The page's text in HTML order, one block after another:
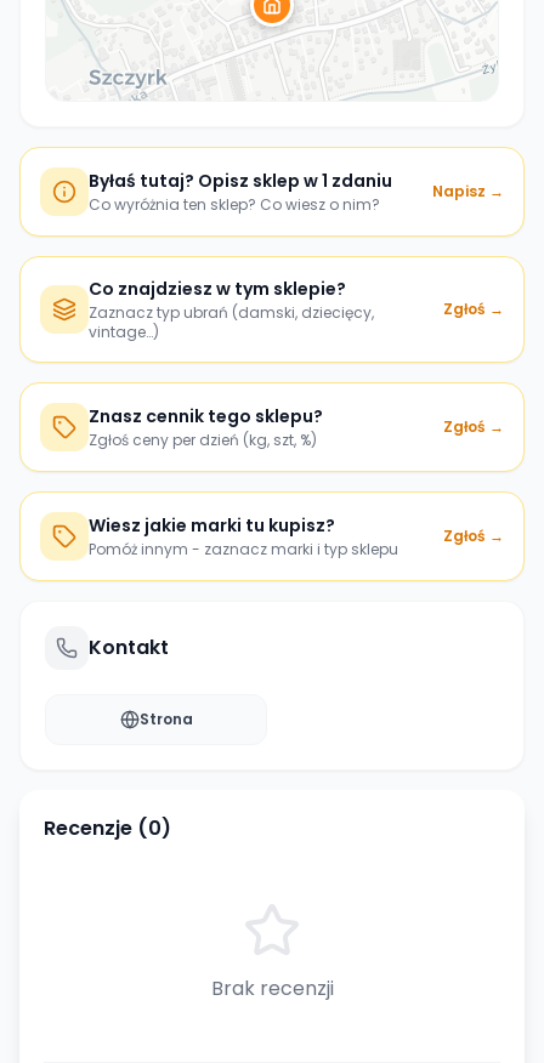
Byłaś tutaj? Opisz sklep w 1 zdaniu
Co wyróżnia ten sklep? Co wiesz o nim?
Napisz →
Co znajdziesz w tym sklepie?
Zaznacz typ ubrań (damski, dziecięcy,
vintage…)
Zgłoś →
Znasz cennik tego sklepu?
Zgłoś ceny per dzień (kg, szt, %)
Zgłoś →
Wiesz jakie marki tu kupisz?
Pomóż innym - zaznacz marki i typ sklepu
Zgłoś →
Kontakt
Strona
Recenzje (0)
Brak recenzji